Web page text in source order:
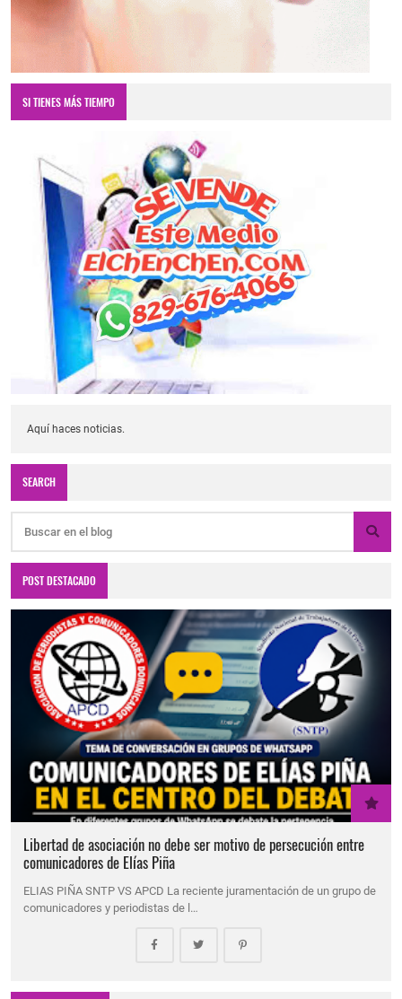
SI TIENES MÁS TIEMPO
Aquí haces noticias.
SEARCH
POST DESTACADO
Libertad de asociación no debe ser motivo de persecución entre
comunicadores de Elías Piña
ELIAS PIÑA SNTP VS APCD La reciente juramentación de un grupo de
comunicadores y periodistas de l…